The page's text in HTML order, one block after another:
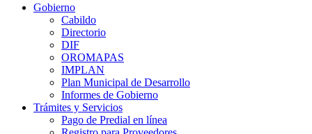
Gobierno
Cabildo
Directorio
DIF
OROMAPAS
IMPLAN
Plan Municipal de Desarrollo
Informes de Gobierno
Trámites y Servicios
Pago de Predial en línea